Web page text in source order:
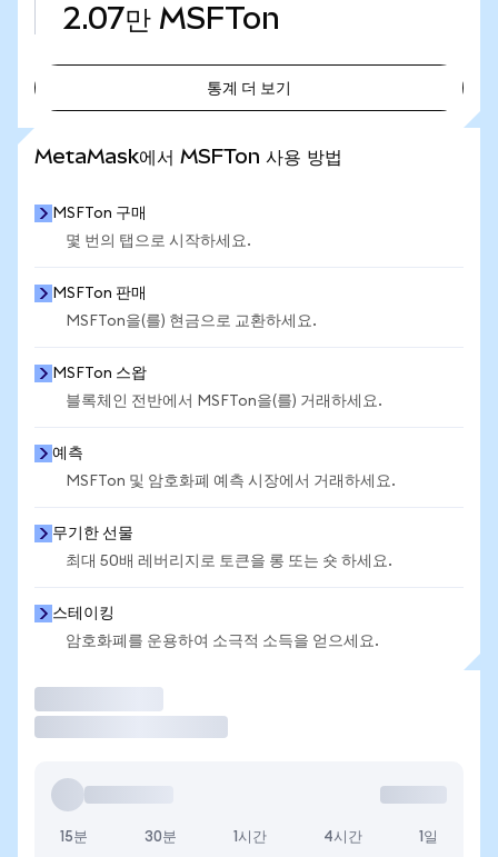
2.07만 MSFTon
통계 더 보기
MetaMask에서 MSFTon 사용 방법
MSFTon 구매
몇 번의 탭으로 시작하세요.
MSFTon 판매
MSFTon을(를) 현금으로 교환하세요.
MSFTon 스왑
블록체인 전반에서 MSFTon을(를) 거래하세요.
예측
MSFTon 및 암호화폐 예측 시장에서 거래하세요.
무기한 선물
최대 50배 레버리지로 토큰을 롱 또는 숏 하세요.
스테이킹
암호화폐를 운용하여 소극적 소득을 얻으세요.
15분 30분 1시간 4시간 1일